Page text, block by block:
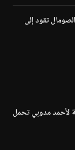
تقود إلى
لأحمد مدوبي تحمل